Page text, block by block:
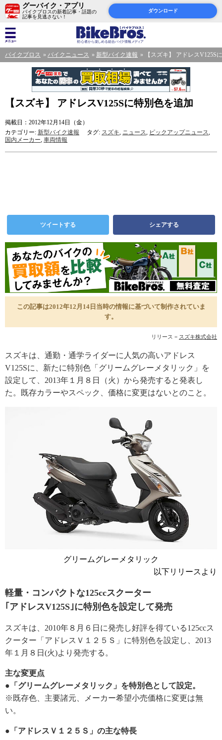
グーバイク・アプリ
バイクブロスの新着記事・話題の
記事を見逃さない！
ダウンロード
バイクブロス バイクニュース 新型バイク速報 【スズキ】 アドレスV125S
【スズキ】 アドレスV125Sに特別色を追加
掲載日：2012年12月14日（金）
カテゴリー: 新型バイク速報 タグ: スズキ, ニュース, ピックアップニュース,
国内メーカー, 車両情報
ツイートする シェアする
この記事は2012年12月14日当時の情報に基づいて制作されていま
す。
リリース = スズキ株式会社
スズキは、通勤・通学ライダーに人気の高いアドレス
V125Sに、新たに特別色「グリームグレーメタリック」を
設定して、2013年１月８日（火）から発売すると発表し
た。既存カラーやスペック、価格に変更はないとのこと。
グリームグレーメタリック
以下リリースより
軽量・コンパクトな125ccスクーター
｢アドレスV125S｣に特別色を設定して発売
スズキは、2010年８月６日に発売し好評を得ている125ccス
クーター「アドレスＶ１２５Ｓ」に特別色を設定し、2013
年１月８日(火)より発売する。
主な変更点
●「グリームグレーメタリック」を特別色として設定。
※既存色、主要諸元、メーカー希望小売価格に変更は無
い。
●「アドレスＶ１２５Ｓ」の主な特長